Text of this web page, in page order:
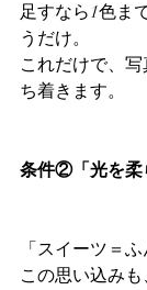
足すなら1色ま
うだけ。
これだけで、
ち着きます。
条件②「光を柔
「スイーツ＝
この思い込み